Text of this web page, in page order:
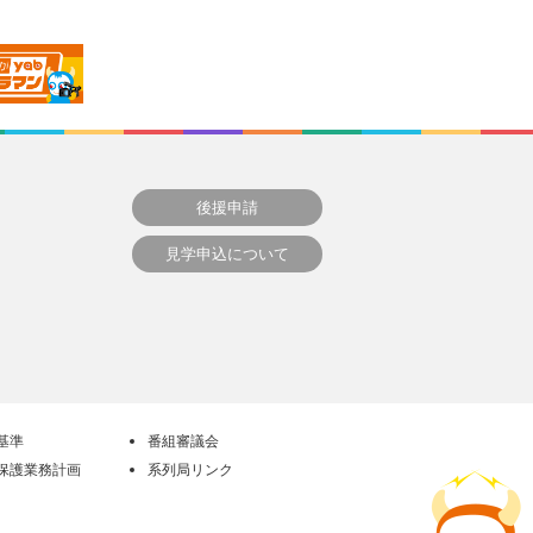
後援申請
見学申込について
準
番組審議会
護業務計画
系列局リンク